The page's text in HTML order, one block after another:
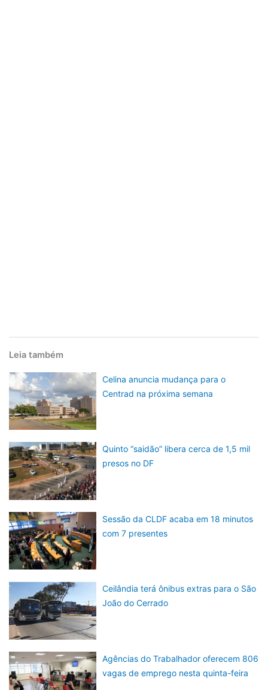
Leia também
Celina anuncia mudança para o
Centrad na próxima semana
Quinto “saidão” libera cerca de 1,5 mil
presos no DF
Sessão da CLDF acaba em 18 minutos
com 7 presentes
Ceilândia terá ônibus extras para o São
João do Cerrado
Agências do Trabalhador oferecem 806
vagas de emprego nesta quinta-feira